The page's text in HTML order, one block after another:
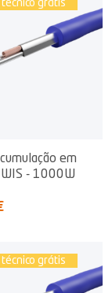
grátis
em
- 1000W
grátis